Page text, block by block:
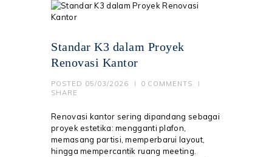
Standar K3 dalam Proyek
Renovasi Kantor
POSTED 05/03/2026 0 COMMENTS
SHARE
Renovasi kantor sering dipandang sebagai
proyek estetika: mengganti plafon,
memasang partisi, memperbarui layout,
hingga mempercantik ruang meeting.